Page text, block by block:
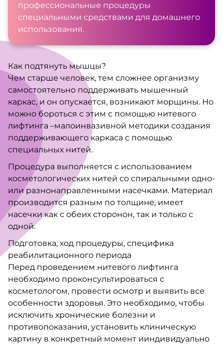
профессиональные процедуры
специальными средствами для домашнего
использования.
Как подтянуть мышцы?
Чем старше человек, тем сложнее организму
самостоятельно поддерживать мышечный
каркас, и он опускается, возникают морщины. Но
можно бороться с этим с помощью нитевого
лифтинга –малоинвазивной методики создания
поддерживающего каркаса с помощью
специальных нитей.
Процедура выполняется с использованием
косметологических нитей со спиральными одно-
или разнонаправленными насечками. Материал
производится разным по толщине, имеет
насечки как с обеих сторонон, так и только с
одной.
Подготовка, ход процедуры, специфика
реабилитационного периода
Перед проведением нитевого лифтинга
необходимо проконсультироваться с
косметологом, провести осмотр и выявить все
особенности здоровья. Это необходимо, чтобы
исключить хронические болезни и
противопоказания, установить клиническую
картину в конкретный момент ииндивидуально